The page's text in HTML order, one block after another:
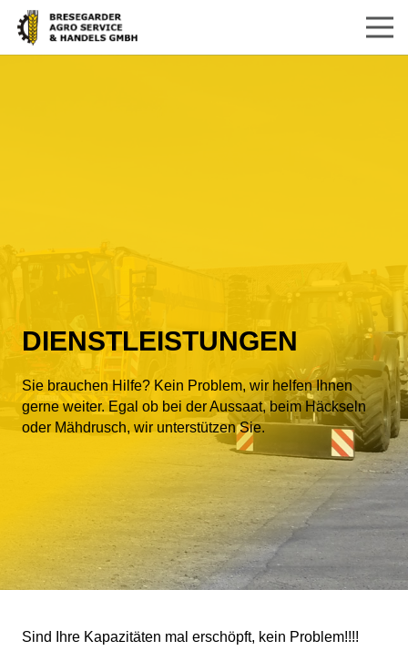
DIENSTLEISTUNGEN
Sie brauchen Hilfe? Kein Problem, wir helfen Ihnen
gerne weiter. Egal ob bei der Aussaat, beim Häckseln
oder Mähdrusch, wir unterstützen Sie.
Sind Ihre Kapazitäten mal erschöpft, kein Problem!!!!